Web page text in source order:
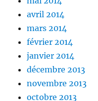
avril 2014
mars 2014
février 2014
janvier 2014
décembre 2013
novembre 2013
octobre 2013